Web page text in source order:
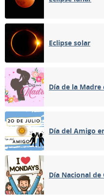
Eclipse solar
Día de la
Día del Amigo
Día Nacional de